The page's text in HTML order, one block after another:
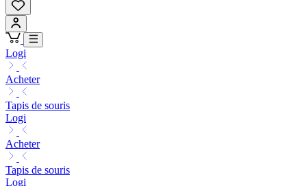
Logi
Acheter
Tapis de souris
Logi
Acheter
Tapis de souris
Logi